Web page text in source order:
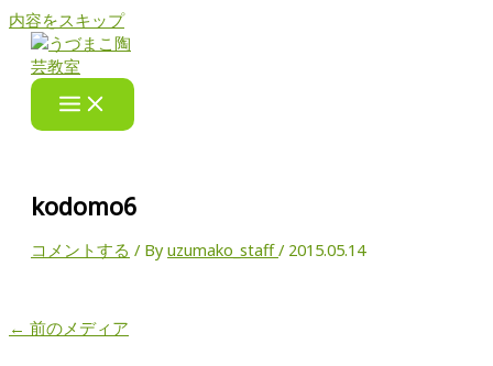
内容をスキップ
kodomo6
コメントする / Byuzumako_staff/ 2015.05.14
← 前のメディア